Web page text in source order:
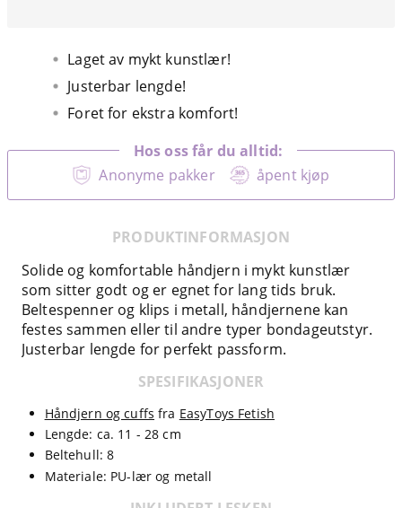
Laget av mykt kunstlær!
Justerbar lengde!
Foret for ekstra komfort!
Anonyme pakker åpent kjøp
Hos oss får du alltid:
PRODUKTINFORMASJON
Solide og komfortable håndjern i mykt kunstlær
som sitter godt og er egnet for lang tids bruk.
Beltespenner og klips i metall, håndjernene kan
festes sammen eller til andre typer bondageutstyr.
Justerbar lengde for perfekt passform.
SPESIFIKASJONER
Håndjern og cuffs fra EasyToys Fetish
Lengde: ca. 11 - 28 cm
Beltehull: 8
Materiale: PU-lær og metall